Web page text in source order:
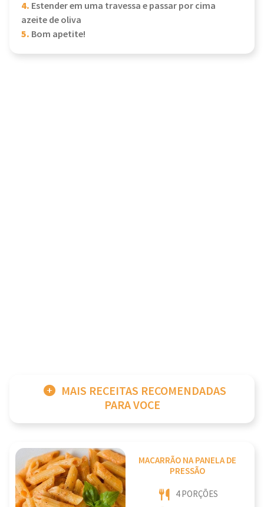
4. Estender em uma travessa e passar por cima
azeite de oliva
5. Bom apetite!
MAIS RECEITAS RECOMENDADAS
PARA VOCE
MACARRÃO NA PANELA DE
PRESSÃO
4 PORÇÕES